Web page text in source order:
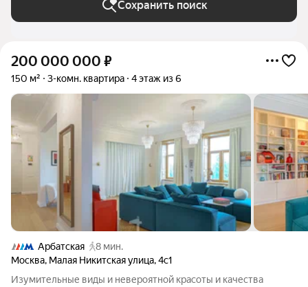
Сохранить поиск
200 000 000 ₽
150 м² 3-комн. квартира 4 этаж из 6
Арбатская
8 мин.
Москва, Малая Никитская улица,4с1
Изумительные виды и невероятной красоты и качества